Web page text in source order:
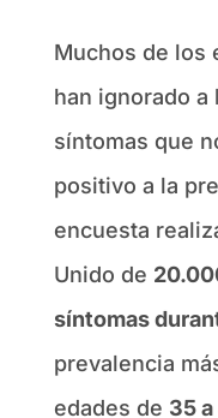
Muchos de los
han ignorado a
síntomas que
positivo a la
encuesta
Unido de
síntomas
prevalencia
edades de 35